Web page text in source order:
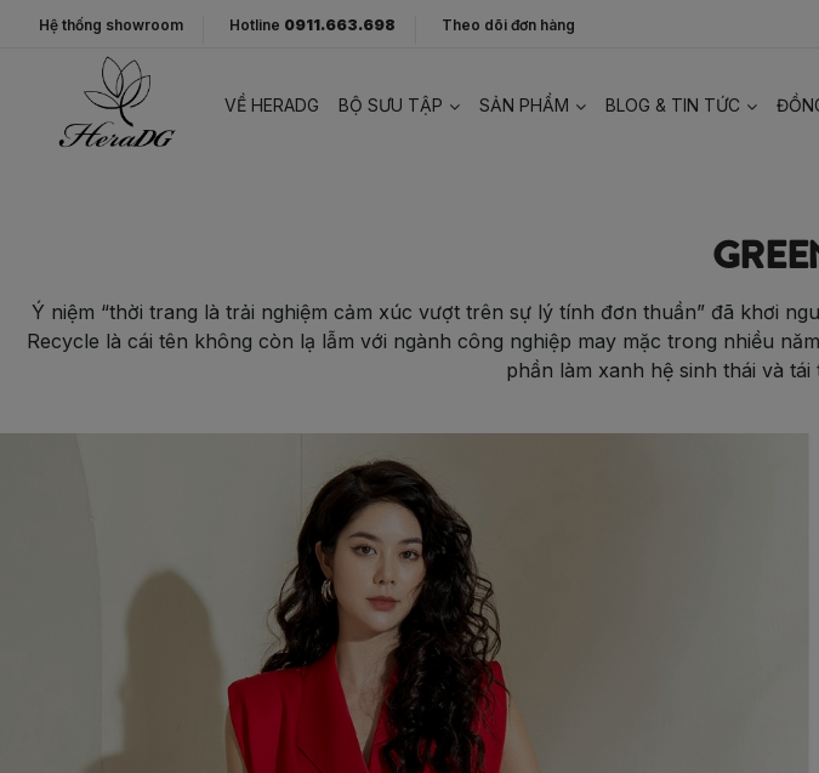
Hệ thống showroom Hotline 0911.663.698 Theo dõi đơn hàng
VỀ HERADG BỘ SƯU TẬP SẢN PHẨM BLOG & TIN TỨC
Ý niệm “thời trang là trải nghiệm cảm xúc vượt trên sự lý tính đơn thuần” đã khơi
Recycle là cái tên không còn lạ lẫm với ngành công nghiệp may mặc trong nhiều
phần làm xanh hệ sinh thái và